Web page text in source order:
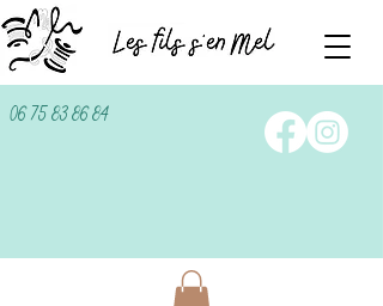
06 75 83 86 84